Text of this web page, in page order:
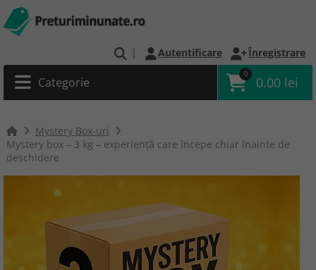
| Autentificare Înregistrare
Categorie
0
0.00 lei
Mystery Box-uri
Mystery box – 3 kg – experiență care începe chiar înainte de
deschidere